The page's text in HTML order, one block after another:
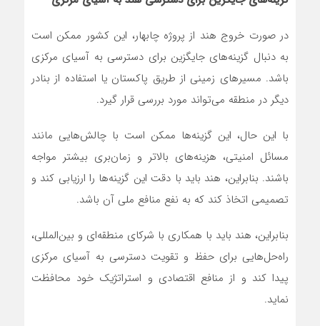
در صورت خروج هند از پروژه چابهار، این کشور ممکن است
به دنبال گزینه‌های جایگزین برای دسترسی به آسیای مرکزی
باشد. مسیرهای زمینی از طریق پاکستان یا استفاده از بنادر
دیگر در منطقه می‌تواند مورد بررسی قرار گیرد.
با این حال، این گزینه‌ها ممکن است با چالش‌هایی مانند
مسائل امنیتی، هزینه‌های بالاتر و زمان‌بری بیشتر مواجه
باشند. بنابراین، هند باید با دقت این گزینه‌ها را ارزیابی کند و
تصمیمی اتخاذ کند که به نفع منافع ملی آن باشد.
بنابراین، هند باید با همکاری با شرکای منطقه‌ای و بین‌المللی،
راه‌حل‌هایی برای حفظ و تقویت دسترسی به آسیای مرکزی
پیدا کند و از منافع اقتصادی و استراتژیک خود محافظت
نماید.